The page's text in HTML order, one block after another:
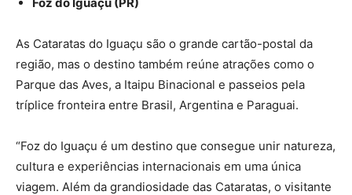
As Cataratas do Iguaçu são o grande cartão-postal da
região, mas o destino também reúne atrações como o
Parque das Aves, a Itaipu Binacional e passeios pela
tríplice fronteira entre Brasil, Argentina e Paraguai.
“Foz do Iguaçu é um destino que consegue unir natureza,
cultura e experiências internacionais em uma única
viagem. Além da grandiosidade das Cataratas, o visitante